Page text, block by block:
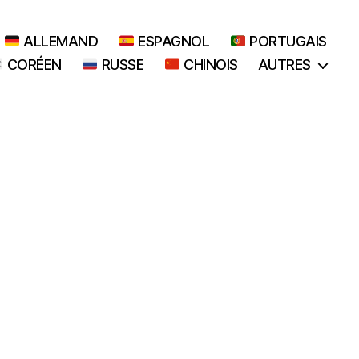
ALLEMAND ESPAGNOL
PORTUGAIS
CORÉEN RUSSE CHINOIS AUTRES